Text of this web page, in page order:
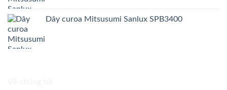
Dây curoa Mitsusumi Sanlux SPB3400